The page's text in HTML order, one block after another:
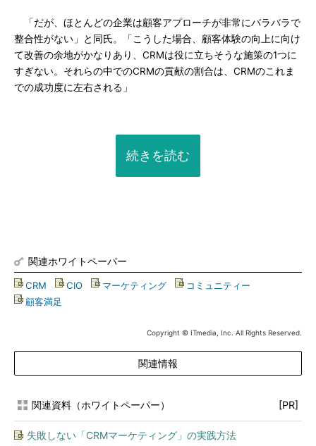
「だが、ほとんどの企業は顧客アプローチが非常にバラバラで
整合性がない」と同氏。「こうした場合、顧客体験の向上に向け
て改善の余地がかなりあり、CRMは役に立ちそうな施策の1つに
すぎない。それらの中でのCRMの貢献の割合は、CRMのこれま
での成功度に左右される」
続きを読む
関連ホワイトペーパー
CRM CIO マーケティング コミュニティー
顧客満足
Copyright © ITmedia, Inc. All Rights Reserved.
関連情報
関連資料（ホワイトペーパー） [PR]
失敗しない「CRMマーケティング」の実践方法